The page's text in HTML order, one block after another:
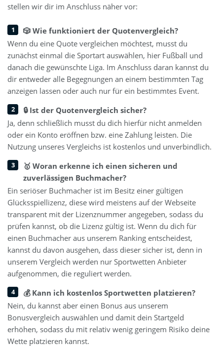
stellen wir dir im Anschluss näher vor:
🎲 Wie funktioniert der Quotenvergleich?
Wenn du eine Quote vergleichen möchtest, musst du
zunächst einmal die Sportart auswählen, hier Fußball und
danach die gewünschte Liga. Im Anschluss daran kannst du
dir entweder alle Begegnungen an einem bestimmten Tag
anzeigen lassen oder auch nur für ein bestimmtes Event.
🔒 Ist der Quotenvergleich sicher?
Ja, denn schließlich musst du dich hierfür nicht anmelden
oder ein Konto eröffnen bzw. eine Zahlung leisten. Die
Nutzung unseres Vergleichs ist kostenlos und unverbindlich.
🥇 Woran erkenne ich einen sicheren und
zuverlässigen Buchmacher?
Ein seriöser Buchmacher ist im Besitz einer gültigen
Glücksspiellizenz, diese wird meistens auf der Webseite
transparent mit der Lizenznummer angegeben, sodass du
prüfen kannst, ob die Lizenz gültig ist. Wenn du dich für
einen Buchmacher aus unserem Ranking entscheidest,
kannst du davon ausgehen, dass dieser sicher ist, denn in
unserem Vergleich werden nur Sportwetten Anbieter
aufgenommen, die reguliert werden.
💰 Kann ich kostenlos Sportwetten platzieren?
Nein, du kannst aber einen Bonus aus unserem
Bonusvergleich auswählen und damit dein Startgeld
erhöhen, sodass du mit relativ wenig geringem Risiko deine
Wette platzieren kannst.